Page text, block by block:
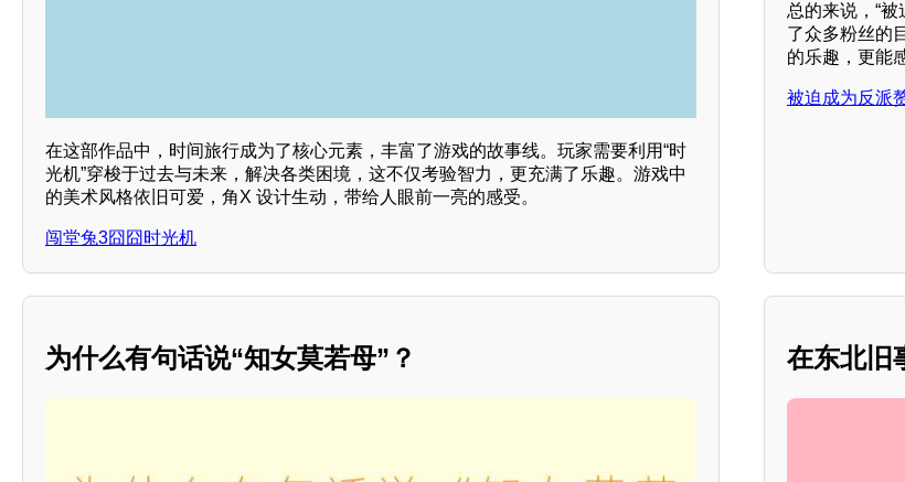
在这部作品中，时间旅行成为了核心元素，丰富了游戏的故事线。玩家需要利用“时
光机”穿梭于过去与未来，解决各类困境，这不仅考验智力，更充满了乐趣。游戏中
的美术风格依旧可爱，角X 设计生动，带给人眼前一亮的感受。
闯堂兔3囧囧时光机
总的来说，“
了众多粉丝的
的乐趣，更能
被迫成为反派
为什么有句话说“知女莫若母”？ 在东北旧